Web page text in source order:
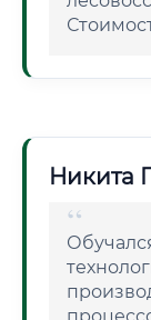
Никита